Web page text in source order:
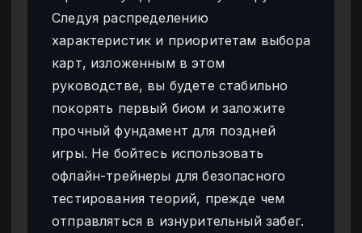
Следуя распределению
характеристик и приоритетам выбора
карт, изложенным в этом
руководстве, вы будете стабильно
покорять первый биом и заложите
прочный фундамент для поздней
игры. Не бойтесь использовать
офлайн-трейнеры для безопасного
тестирования теорий, прежде чем
отправляться в изнурительный забег.